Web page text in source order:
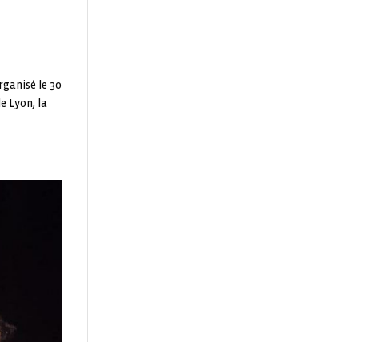
le 30
Lyon, la